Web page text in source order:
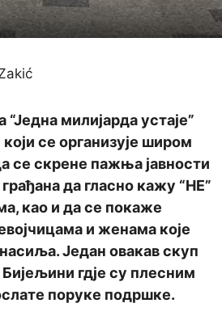
милијарда устаје”
се организује широм
се скрене пажња јавности
да гласно кажу “НЕ”
као и да се покаже
и женама које
Један овакав скуп
Бијељини гдје су плесним
поруке подршке.